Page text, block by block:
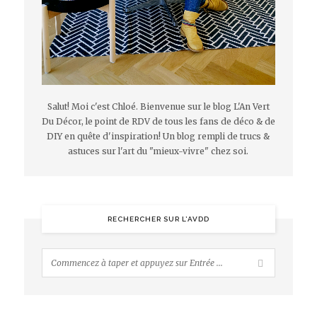
Salut! Moi c'est Chloé. Bienvenue sur le blog L'An Vert
Du Décor, le point de RDV de tous les fans de déco & de
DIY en quête d'inspiration! Un blog rempli de trucs &
astuces sur l'art du "mieux-vivre" chez soi.
RECHERCHER SUR L’AVDD